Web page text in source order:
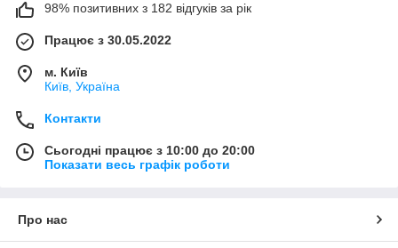
98% позитивних з 182 відгуків за рік
Працює з 30.05.2022
м. Київ
Київ, Україна
Контакти
Сьогодні працює з 10:00 до 20:00
Показати весь графік роботи
Про нас